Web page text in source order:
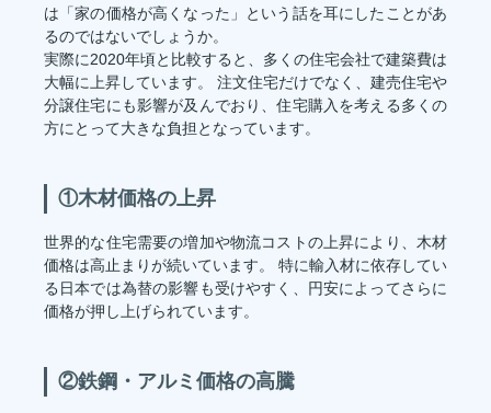
は「家の価格が高くなった」という話を耳にしたことがあ
るのではないでしょうか。
実際に2020年頃と比較すると、多くの住宅会社で建築費は
大幅に上昇しています。 注文住宅だけでなく、建売住宅や
分譲住宅にも影響が及んでおり、住宅購入を考える多くの
方にとって大きな負担となっています。
①木材価格の上昇
世界的な住宅需要の増加や物流コストの上昇により、木材
価格は高止まりが続いています。 特に輸入材に依存してい
る日本では為替の影響も受けやすく、円安によってさらに
価格が押し上げられています。
②鉄鋼・アルミ価格の高騰